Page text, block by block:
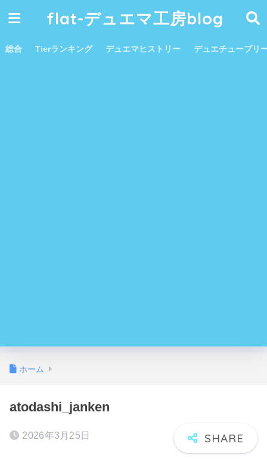
flat-デュエマ工房blog
総合 Tierランキング デュエマヒストリー デュエチューブリ
ホーム
atodashi_janken
2026年3月25日